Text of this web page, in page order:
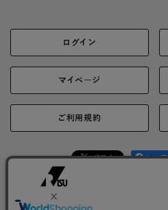
ログイン
マイページ
ご利用規約
シェア